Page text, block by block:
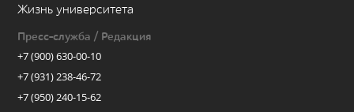
Жизнь университета
Пресс-служба / Редакция
+7 (900) 630-00-10
+7 (931) 238-46-72
+7 (950) 240-15-62